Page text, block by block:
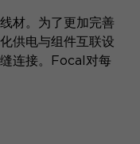
材。为了更加完善
供电与组件互联设
连接。Focal对每